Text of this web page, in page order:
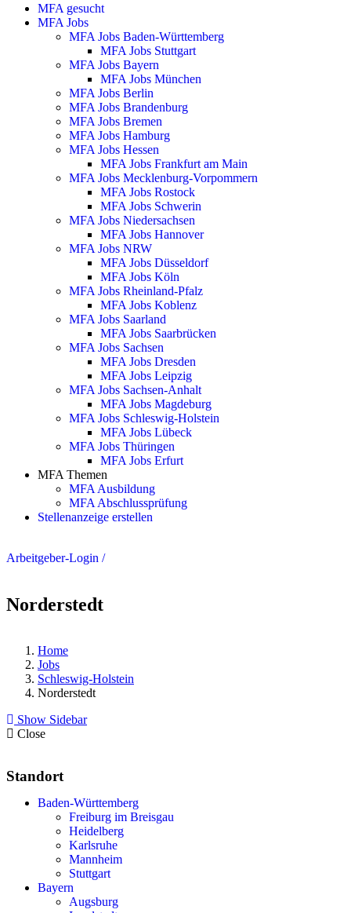
MFA gesucht
MFA Jobs
MFA Jobs Baden-Württemberg
MFA Jobs Stuttgart
MFA Jobs Bayern
MFA Jobs München
MFA Jobs Berlin
MFA Jobs Brandenburg
MFA Jobs Bremen
MFA Jobs Hamburg
MFA Jobs Hessen
MFA Jobs Frankfurt am Main
MFA Jobs Mecklenburg-Vorpommern
MFA Jobs Rostock
MFA Jobs Schwerin
MFA Jobs Niedersachsen
MFA Jobs Hannover
MFA Jobs NRW
MFA Jobs Düsseldorf
MFA Jobs Köln
MFA Jobs Rheinland-Pfalz
MFA Jobs Koblenz
MFA Jobs Saarland
MFA Jobs Saarbrücken
MFA Jobs Sachsen
MFA Jobs Dresden
MFA Jobs Leipzig
MFA Jobs Sachsen-Anhalt
MFA Jobs Magdeburg
MFA Jobs Schleswig-Holstein
MFA Jobs Lübeck
MFA Jobs Thüringen
MFA Jobs Erfurt
MFA Themen
MFA Ausbildung
MFA Abschlussprüfung
Stellenanzeige erstellen
Arbeitgeber-Login /
Norderstedt
Home
Jobs
Schleswig-Holstein
Norderstedt
Show Sidebar
Close
Standort
Baden-Württemberg
Freiburg im Breisgau
Heidelberg
Karlsruhe
Mannheim
Stuttgart
Bayern
Augsburg